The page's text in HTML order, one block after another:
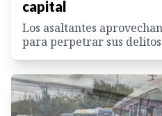
capital
Los asaltantes
para perpetrar sus